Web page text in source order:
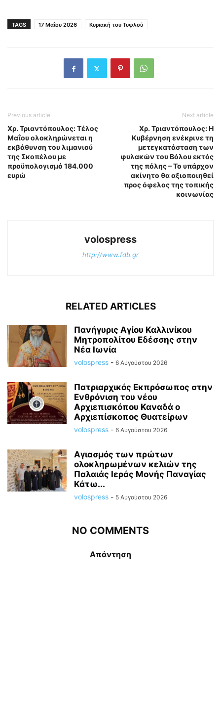
TAGS 17 Μαΐου 2026 Κυριακή του Τυφλού
Previous article
Χρ. Τριαντόπουλος: Τέλος
Μαΐου ολοκληρώνεται η
εκβάθυνση του λιμανιού
της Σκοπέλου με
προϋπολογισμό 184.000
ευρώ
Next article
Χρ. Τριαντόπουλος: Η
Κυβέρνηση ενέκρινε τη
μετεγκατάσταση των
φυλακών του Βόλου εκτός
της πόλης – Το υπάρχον
ακίνητο θα αξιοποιηθεί
προς όφελος της τοπικής
κοινωνίας
volospress
http://www.fdb.gr
RELATED ARTICLES
Πανήγυρις Αγίου Καλλινίκου
Μητροπολίτου Εδέσσης στην
Νέα Ιωνία
volospress - 6 Αυγούστου 2026
Πατριαρχικός Εκπρόσωπος στην
Ενθρόνιση του νέου
Αρχιεπισκόπου Καναδά ο
Αρχιεπίσκοπος Θυατείρων
volospress - 6 Αυγούστου 2026
Αγιασμός των πρώτων
ολοκληρωμένων κελιών της
Παλαιάς Ιεράς Μονής Παναγίας
Κάτω...
volospress - 5 Αυγούστου 2026
NO COMMENTS
Απάντηση